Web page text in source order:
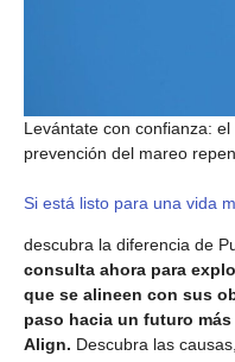
Levántate con confianza:
prevención del mareo
Si está listo para una vida
descubra la diferencia de
consulta ahora para
que se alineen con sus
paso hacia un futuro
Align. Descubra las